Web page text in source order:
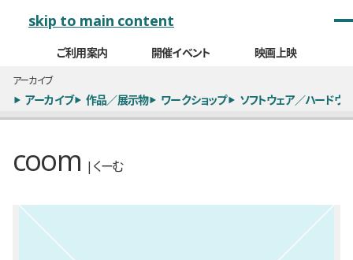
skip to main content
ご利用案内 開催イベント 映画上映
アーカイブ
アーカイブ 作品／展示物 ワークショップ ソフトウェア／ハードウ
coom | くーむ